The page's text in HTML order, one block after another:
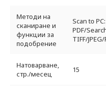
Методи на
сканиране и
функции за
подобрение
Scan to
PDF/
TIFF/
Натоварване,
стр./месец
15